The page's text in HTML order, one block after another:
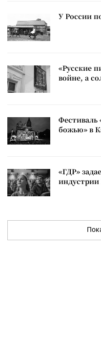
У России
«Русские
войне, а
Фестиваль
божью» в
«ГДР»
индустрии